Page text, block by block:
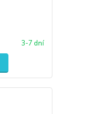
3-7 dní